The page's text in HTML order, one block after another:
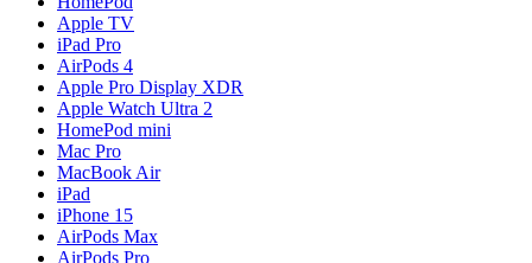
Apple TV
iPad Pro
AirPods 4
Apple Pro Display XDR
Apple Watch Ultra 2
HomePod mini
Mac Pro
MacBook Air
iPad
iPhone 15
AirPods Max
AirPods Pro